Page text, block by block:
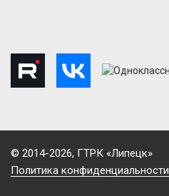
© 2014-2026, ГТРК «Липецк»
Политика конфиденциальности